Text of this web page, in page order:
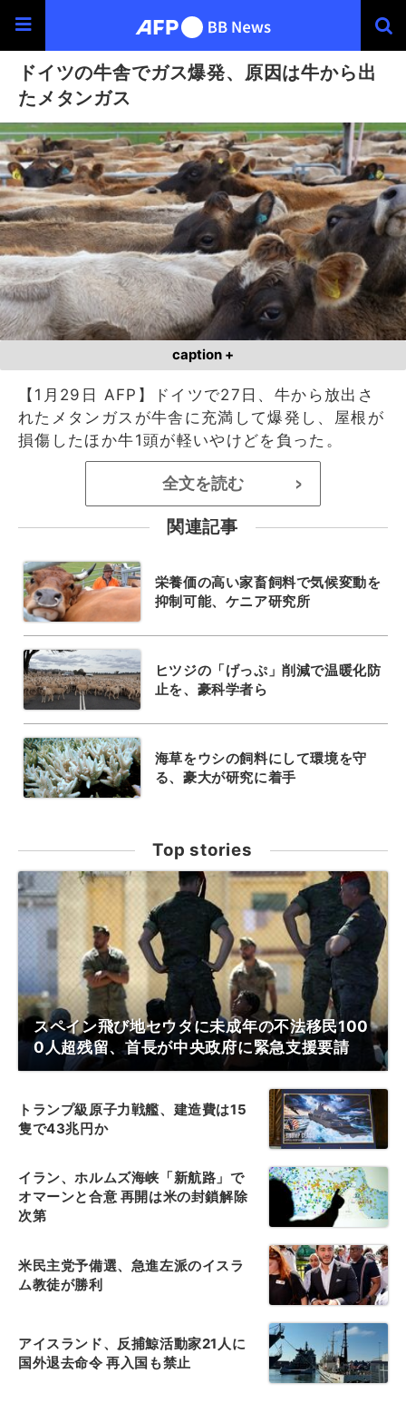
ドイツの牛舎でガス爆発、原因は牛から出
たメタンガス
caption +
【1月29日 AFP】ドイツで27日、牛から放出さ
れたメタンガスが牛舎に充満して爆発し、屋根が
損傷したほか牛1頭が軽いやけどを負った。
全文を読む >
関連記事
栄養価の高い家畜飼料で気候変動を
抑制可能、ケニア研究所
ヒツジの「げっぷ」削減で温暖化防
止を、豪科学者ら
海草をウシの飼料にして環境を守
る、豪大が研究に着手
Top stories
スペイン飛び地セウタに未成年の不法移民100
0人超残留、首長が中央政府に緊急支援要請
トランプ級原子力戦艦、建造費は15
隻で43兆円か
イラン、ホルムズ海峡「新航路」で
オマーンと合意 再開は米の封鎖解除
次第
米民主党予備選、急進左派のイスラ
ム教徒が勝利
アイスランド、反捕鯨活動家21人に
国外退去命令 再入国も禁止